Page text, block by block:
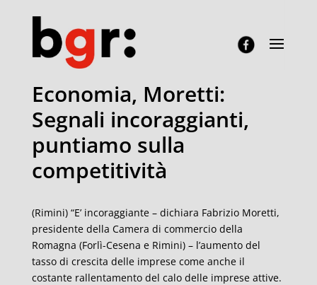
Economia, Moretti:
Segnali incoraggianti,
puntiamo sulla
competitività
(Rimini) “E’ incoraggiante – dichiara Fabrizio Moretti,
presidente della Camera di commercio della
Romagna (Forlì-Cesena e Rimini) – l’aumento del
tasso di crescita delle imprese come anche il
costante rallentamento del calo delle imprese attive.